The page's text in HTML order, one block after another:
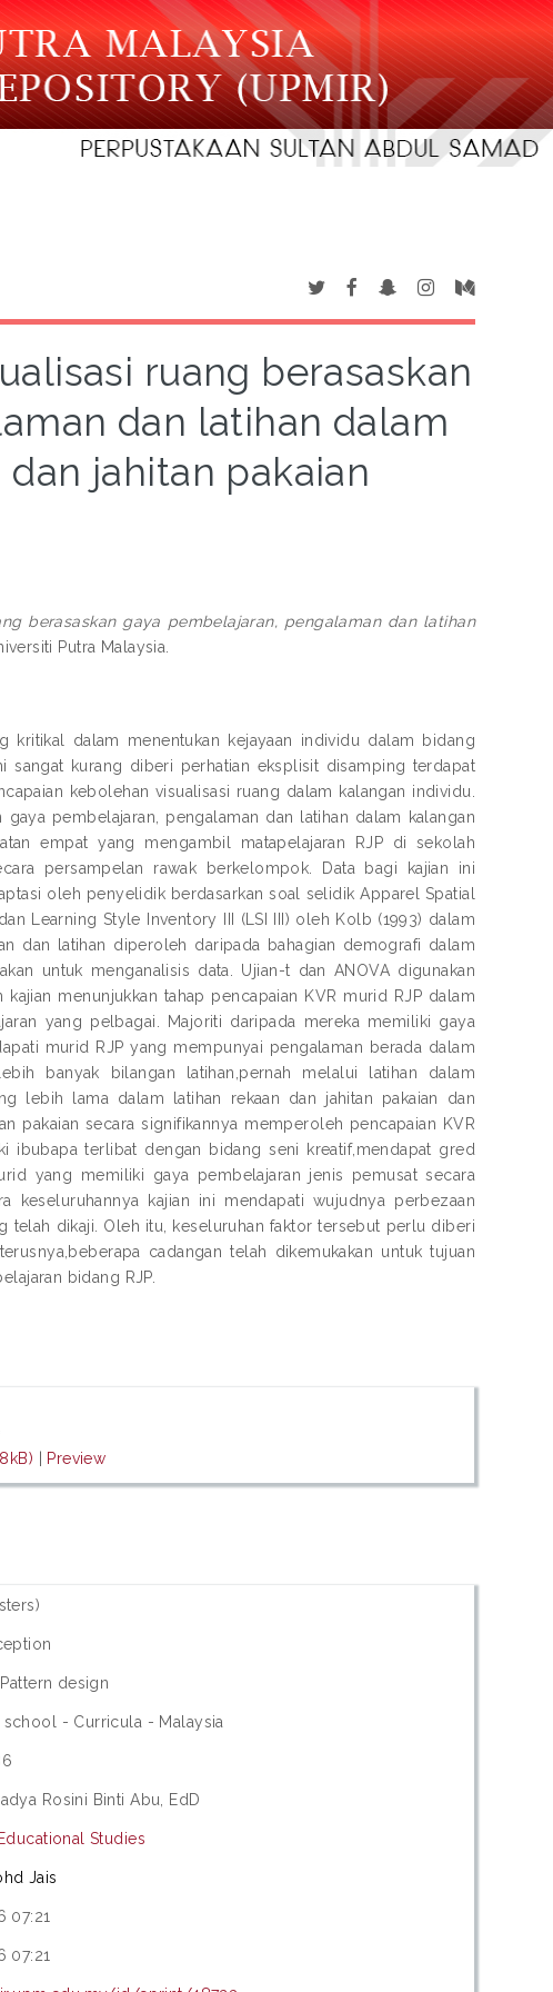
ruang berasaskan
dan latihan dalam
jahitan pakaian
berasaskan gaya pembelajaran, pengalaman dan latihan
Putra Malaysia.
kritikal dalam menentukan kejayaan individu dalam bidang
sangat kurang diberi perhatian eksplisit disamping terdapat
kebolehan visualisasi ruang dalam kalangan individu.
pembelajaran, pengalaman dan latihan dalam kalangan
empat yang mengambil matapelajaran RJP di sekolah
persampelan rawak berkelompok. Data bagi kajian ini
oleh penyelidik berdasarkan soal selidik Apparel Spatial
Learning Style Inventory III (LSI III) oleh Kolb (1993) dalam
dan latihan diperoleh daripada bahagian demografi dalam
untuk menganalisis data. Ujian-t dan ANOVA digunakan
menunjukkan tahap pencapaian KVR murid RJP dalam
yang pelbagai. Majoriti daripada mereka memiliki gaya
murid RJP yang mempunyai pengalaman berada dalam
banyak bilangan latihan,pernah melalui latihan dalam
lebih lama dalam latihan rekaan dan jahitan pakaian dan
pakaian secara signifikannya memperoleh pencapaian KVR
ibubapa terlibat dengan bidang seni kreatif,mendapat gred
yang memiliki gaya pembelajaran jenis pemusat secara
keseluruhannya kajian ini mendapati wujudnya perbezaan
telah dikaji. Oleh itu, keseluruhan faktor tersebut perlu diberi
cadangan telah dikemukakan untuk tujuan
bidang RJP.
| Preview
design
- Curricula - Malaysia
Rosini Binti Abu, EdD
Studies
Jais
07:21
07:21